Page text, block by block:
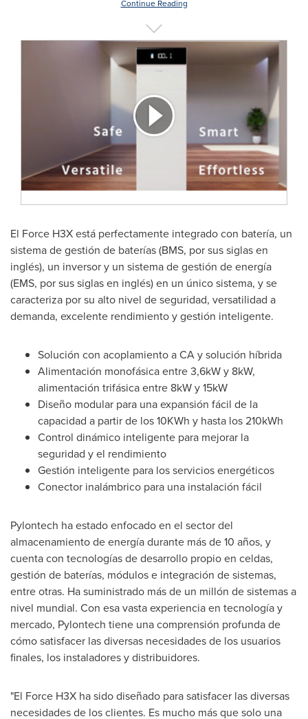
Continue Reading
El Force H3X está perfectamente integrado con batería, un
sistema de gestión de baterías (BMS, por sus siglas en
inglés), un inversor y un sistema de gestión de energía
(EMS, por sus siglas en inglés) en un único sistema, y se
caracteriza por su alto nivel de seguridad, versatilidad a
demanda, excelente rendimiento y gestión inteligente.
Solución con acoplamiento a CA y solución híbrida
Alimentación monofásica entre 3,6kW y 8kW,
alimentación trifásica entre 8kW y 15kW
Diseño modular para una expansión fácil de la
capacidad a partir de los 10KWh y hasta los 210kWh
Control dinámico inteligente para mejorar la
seguridad y el rendimiento
Gestión inteligente para los servicios energéticos
Conector inalámbrico para una instalación fácil
Pylontech ha estado enfocado en el sector del
almacenamiento de energía durante más de 10 años, y
cuenta con tecnologías de desarrollo propio en celdas,
gestión de baterías, módulos e integración de sistemas,
entre otras. Ha suministrado más de un millón de sistemas a
nivel mundial. Con esa vasta experiencia en tecnología y
mercado, Pylontech tiene una comprensión profunda de
cómo satisfacer las diversas necesidades de los usuarios
finales, los instaladores y distribuidores.
"El Force H3X ha sido diseñado para satisfacer las diversas
necesidades de los clientes. Es mucho más que solo una